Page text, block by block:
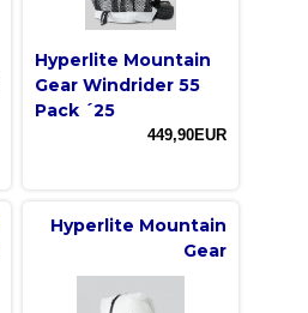
Hyperlite Mountain
Gear Windrider 55
Pack ´25
449,90EUR
Hyperlite Mountain
Gear